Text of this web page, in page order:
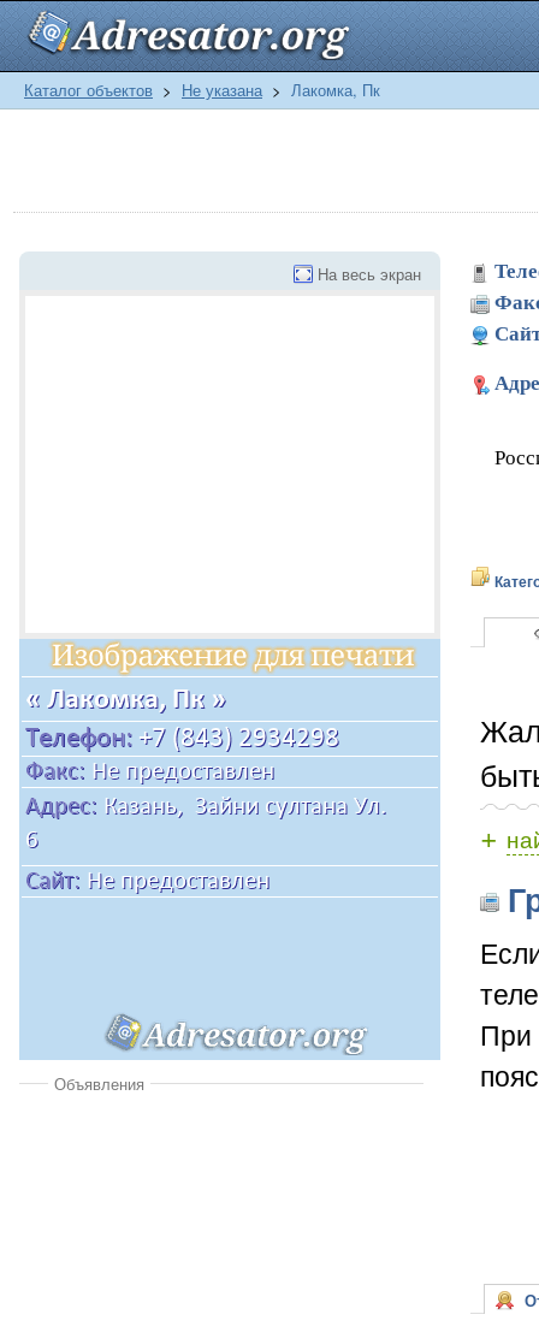
Каталог объектов > Не указана > Лакомка, Пк
На весь экран
Объявления
+
При